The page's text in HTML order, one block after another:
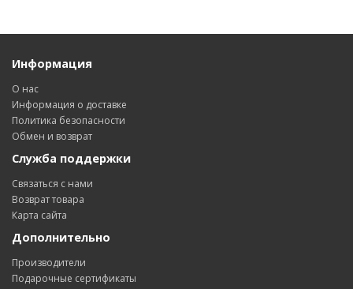
Информация
О нас
Информация о доставке
Политика безопасности
Обмен и возврат
Служба поддержки
Связаться с нами
Возврат товара
Карта сайта
Дополнительно
Производители
Подарочные сертификаты